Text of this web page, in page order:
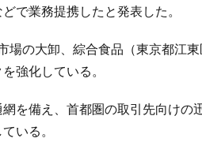
で業務提携したと発表した。
場の大卸、綜合食品（東京都江
強化している。
を備え、首都圏の取引先向けの
いる。